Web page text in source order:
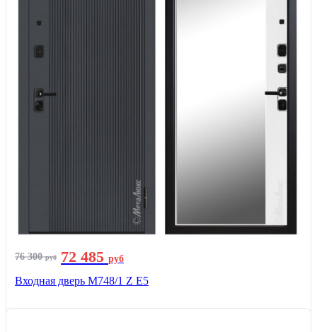
76 300руб 72 485 руб
Входная дверь М748/1 Z Е5